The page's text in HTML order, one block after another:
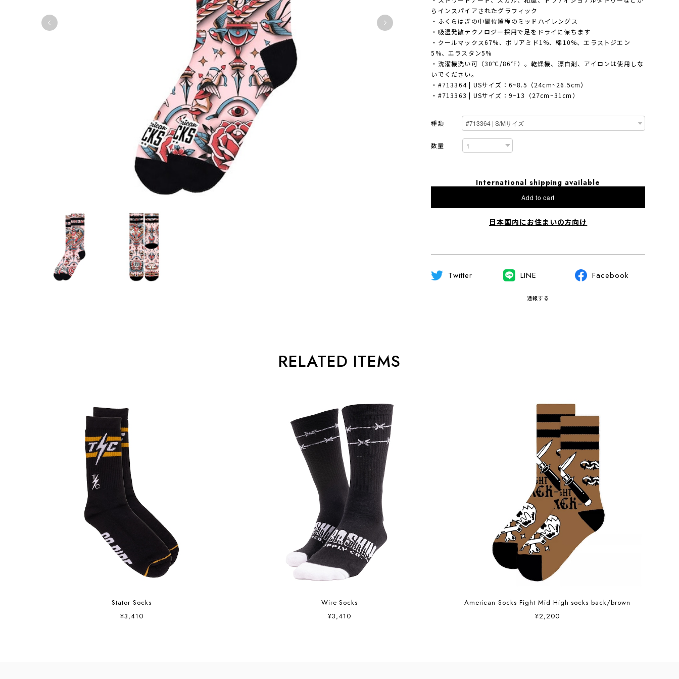
らインスパイアされたグラフィック
・ふくらはぎの中間位置程のミッドハイレングス
・吸湿発散テクノロジー採用で足をドライに保ちます
・クールマックス67%、ポリアミド1%、綿10%、エラストジエン
5%、エラスタン5%
・洗濯機洗い可（30℃/86℉）。乾燥機、漂白剤、アイロンは使用しな
いでください。
・#713364 | USサイズ：6~8.5（24cm~26.5cm）
・#713363 | USサイズ：9~13（27cm~31cm）
種類
数量
International shipping available
Add to cart
日本国内にお住まいの方向け
Twitter LINE Facebook
通報する
RELATED ITEMS
Stator Socks
¥3,410
Wire Socks
¥3,410
American Socks Fight Mid High socks back/brown
¥2,200